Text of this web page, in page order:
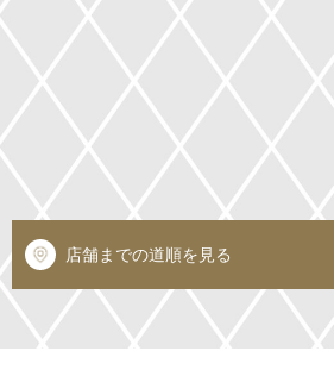
店舗までの道順を見る